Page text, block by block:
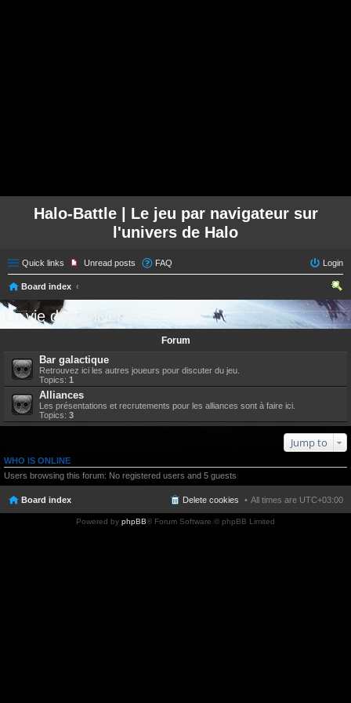
Halo-Battle | Le jeu par navigateur sur
l'univers de Halo
Quick links Unread posts FAQ Login
Board index
ear
ch
La vie des univers
Forum
Bar galactique
Retrouvez ici les autres joueurs pour discuter du jeu.
Topics: 1
Alliances
Les présentations et recrutements pour les alliances sont à faire ici.
Topics: 3
Jump to
WHO IS ONLINE
Users browsing this forum: No registered users and 5 guests
Board index All times are UTC+03:00
Delete cookies
Powered by phpBB® Forum Software © phpBB Limited